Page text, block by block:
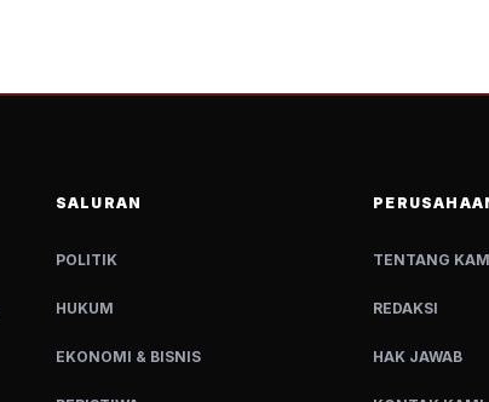
SALURAN
POLITIK
HUKUM
EKONOMI & BISNIS
TENTANG
REDAKSI
HAK JAWAB